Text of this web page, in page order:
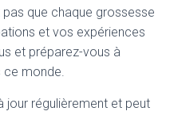
que chaque grossesse
et vos expériences
et préparez-vous à
ce monde.
jour régulièrement et peut